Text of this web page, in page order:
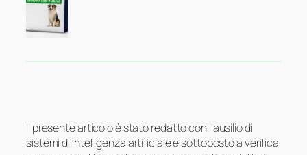
Il presente articolo è stato redatto con l’ausilio di
sistemi di intelligenza artificiale e sottoposto a verifica